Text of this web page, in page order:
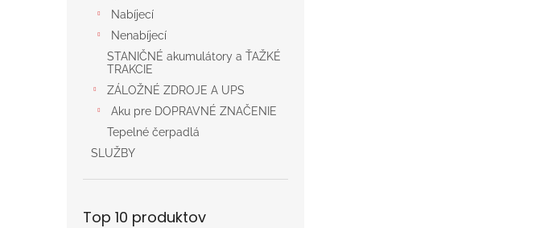
Nabíjecí
Nenabíjecí
STANIČNÉ akumulátory a ŤAŽKÉ
TRAKCIE
ZÁLOŽNÉ ZDROJE A UPS
Aku pre DOPRAVNÉ ZNAČENIE
Tepelné čerpadlá
SLUŽBY
Top 10 produktov